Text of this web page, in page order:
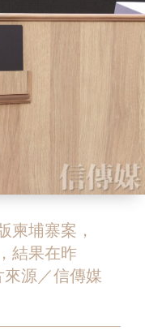
柬埔寨案，
結果在昨
來源／信傳媒